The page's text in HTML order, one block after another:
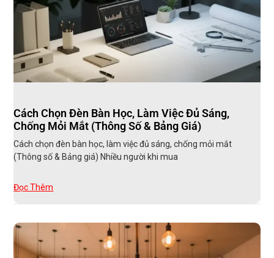
Cách Chọn Đèn Bàn Học, Làm Việc Đủ Sáng,
Chống Mỏi Mắt (Thông Số & Bảng Giá)
Cách chọn đèn bàn học, làm việc đủ sáng, chống mỏi mắt
(Thông số & Bảng giá) Nhiều người khi mua
Đọc Thêm